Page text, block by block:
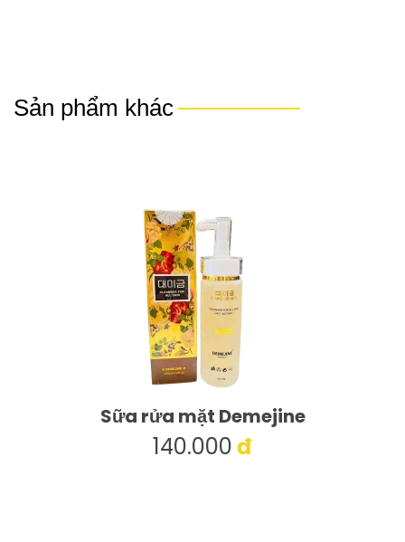
KHÁC
Sản phẩm khác
Sữa rửa mặt Demejine
140.000đ